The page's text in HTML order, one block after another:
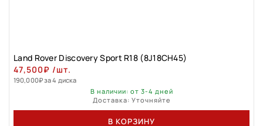
Land Rover Discovery Sport R18 (8J18CH45)
47,500₽ /шт.
190,000₽за 4 диска
В наличии: от 3-4 дней
Доставка: Уточняйте
В КОРЗИНУ